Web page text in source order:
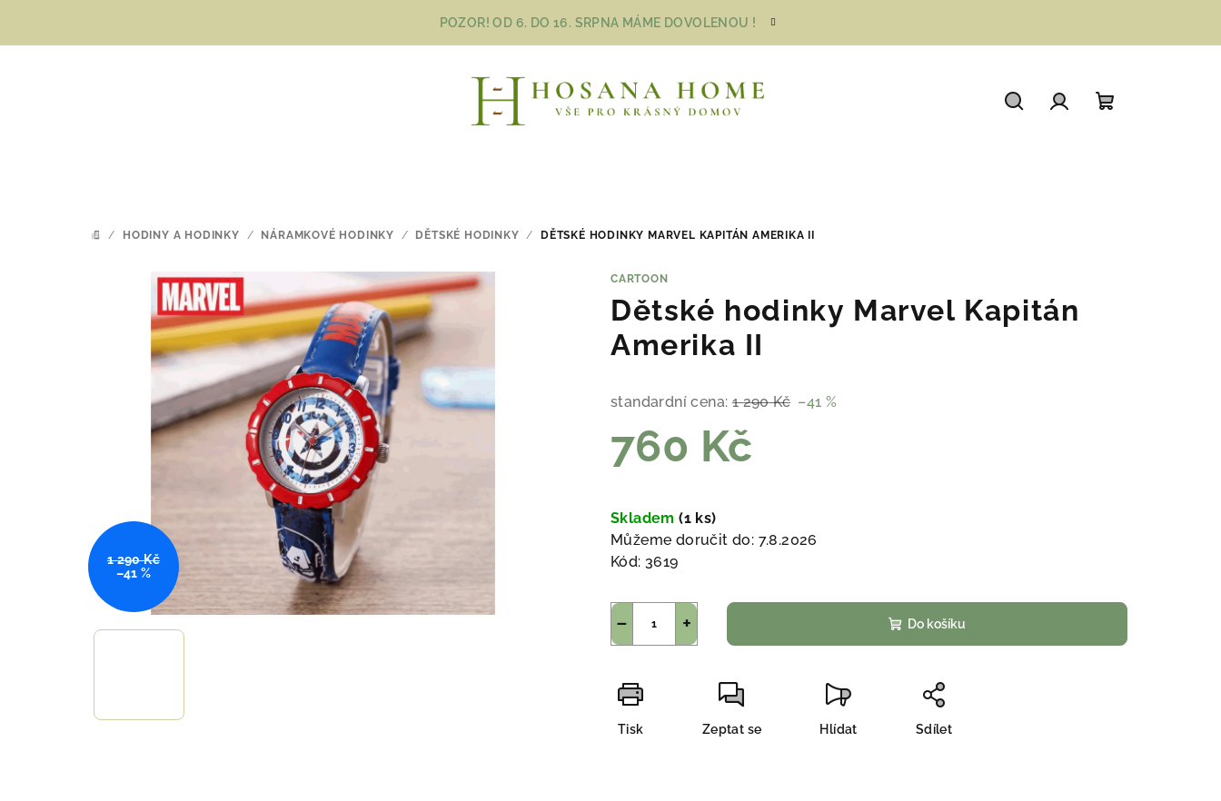
POZOR! OD 6. DO 16. SRPNA MÁME DOVOLENOU !
DOMŮ
/ HODINY A HODINKY / NÁRAMKOVÉ HODINKY / DĚTSKÉ HODINKY / DĚTSKÉ HODINKY MARVEL KAPITÁN AMERIKA II
CARTOON
Dětské hodinky Marvel Kapitán
Amerika II
standardní cena: 1 290 Kč –41 %
760 Kč
cena:
Skladem(1 ks)
Můžeme doručit do: 7.8.2026
Kód: 3619
+
− Do košíku
Tisk Zeptat se Hlídat Sdílet
1 290 Kč
–41 %